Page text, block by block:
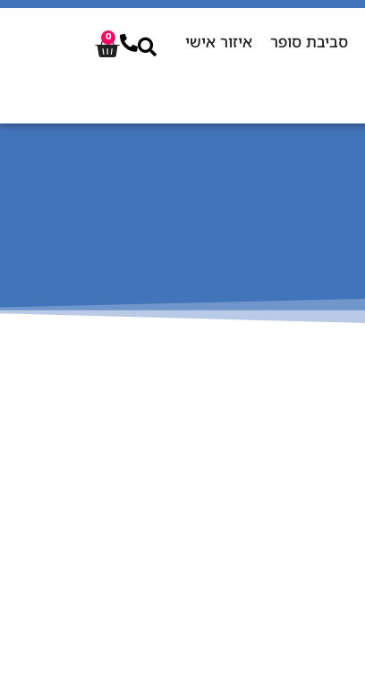
סביבת סופר איזור אישי 0